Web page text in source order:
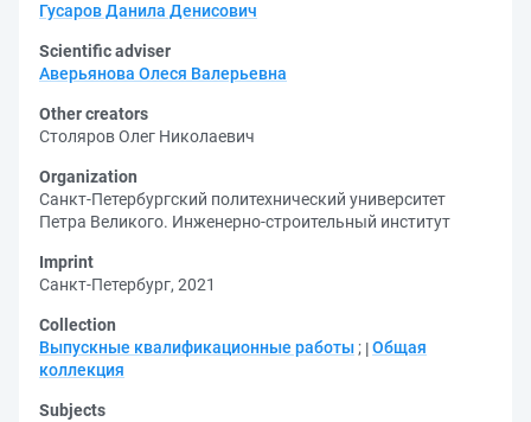
Гусаров Данила Денисович
Scientific adviser
Аверьянова Олеся Валерьевна
Other creators
Столяров Олег Николаевич
Organization
Санкт-Петербургский политехнический университет
Петра Великого. Инженерно-строительный институт
Imprint
Санкт-Петербург, 2021
Collection
Выпускные квалификационные работы ; Общая
коллекция
Subjects